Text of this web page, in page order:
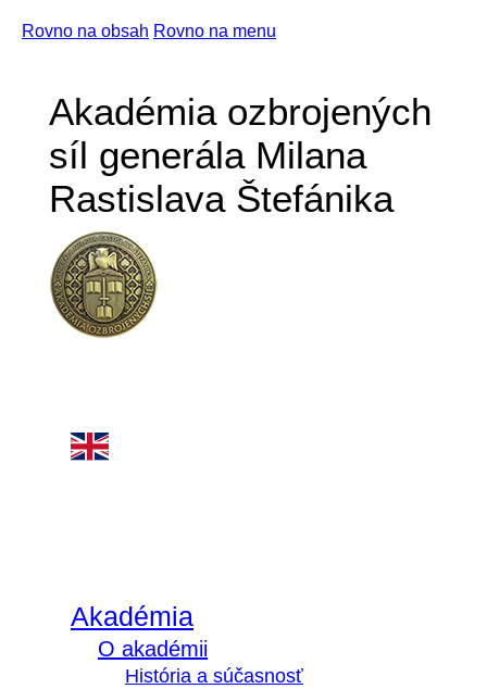
Rovno na obsah Rovno na menu
Akadémia ozbrojených
síl generála Milana
Rastislava Štefánika
Akadémia
O akadémii
História a súčasnosť